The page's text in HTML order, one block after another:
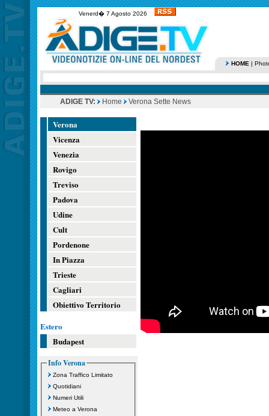
Venerd� 7 Agosto 2026
HOME |
ADIGE TV: Home Verona Sette News
Verona
Vicenza
Venezia
Rovigo
Treviso
Padova
Udine
Cult
Pordenone
In Piazza
Trieste
Cagliari
Obiettivo Territorio
Estero
Budapest
Info Verona
Zona Traffico Limitato
Quotidiani
Numeri Utili
Meteo a Verona